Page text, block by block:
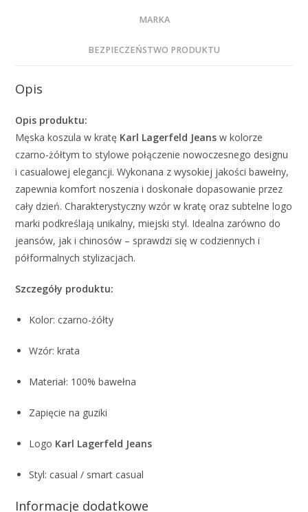
MARKA
BEZPIECZEŃSTWO PRODUKTU
Opis
Opis produktu:
Męska koszula w kratę Karl Lagerfeld Jeans w kolorze
czarno-żółtym to stylowe połączenie nowoczesnego designu
i casualowej elegancji. Wykonana z wysokiej jakości bawełny,
zapewnia komfort noszenia i doskonałe dopasowanie przez
cały dzień. Charakterystyczny wzór w kratę oraz subtelne logo
marki podkreślają unikalny, miejski styl. Idealna zarówno do
jeansów, jak i chinosów – sprawdzi się w codziennych i
półformalnych stylizacjach.
Szczegóły produktu:
Kolor: czarno-żółty
Wzór: krata
Materiał: 100% bawełna
Zapięcie na guziki
Logo Karl Lagerfeld Jeans
Styl: casual / smart casual
Informacje dodatkowe